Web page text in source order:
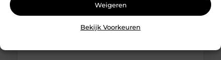
Weigeren
Bekijk Voorkeuren
zaken. Of je nu een lokale